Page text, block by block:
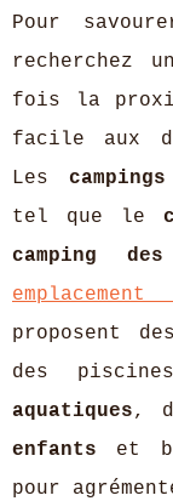
Pour
recherchez
fois la
facile aux
Les
tel que le
camping
proposent
des
aquatiques,
enfants et
pour